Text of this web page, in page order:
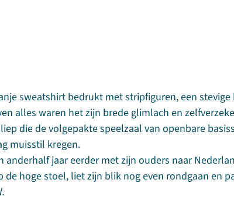
sweatshirt bedrukt met stripfiguren, een
alles waren het zijn brede glimlach en
die de volgepakte speelzaal van openbare
muisstil kregen.
anderhalf jaar eerder met zijn ouders naar
de hoge stoel, liet zijn blik nog even rondgaan en